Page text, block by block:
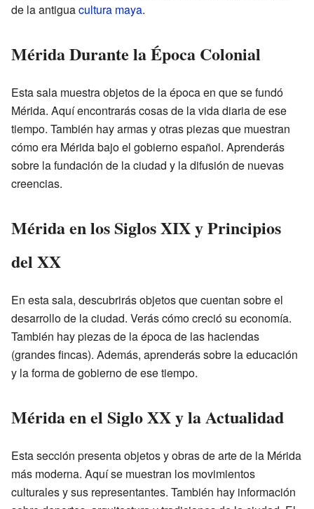
de la antiguacultura maya.
Mérida Durante la Época Colonial
Esta sala muestra objetos de la época en que se fundó
Mérida. Aquí encontrarás cosas de la vida diaria de ese
tiempo. También hay armas y otras piezas que muestran
cómo era Mérida bajo el gobierno español. Aprenderás
sobre la fundación de la ciudad y la difusión de nuevas
creencias.
Mérida en los Siglos XIX y Principios
del XX
En esta sala, descubrirás objetos que cuentan sobre el
desarrollo de la ciudad. Verás cómo creció su economía.
También hay piezas de la época de las haciendas
(grandes fincas). Además, aprenderás sobre la educación
y la forma de gobierno de ese tiempo.
Mérida en el Siglo XX y la Actualidad
Esta sección presenta objetos y obras de arte de la Mérida
más moderna. Aquí se muestran los movimientos
culturales y sus representantes. También hay información